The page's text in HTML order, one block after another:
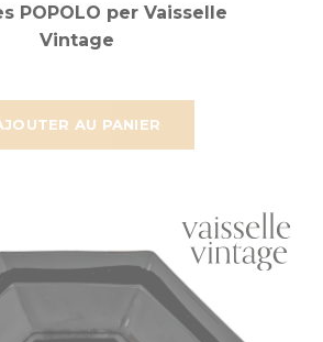
AU PANIER
POPOLO per Vaisselle
Vintage